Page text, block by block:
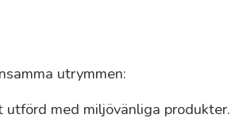
utrymmen:
med miljövänliga produkter.